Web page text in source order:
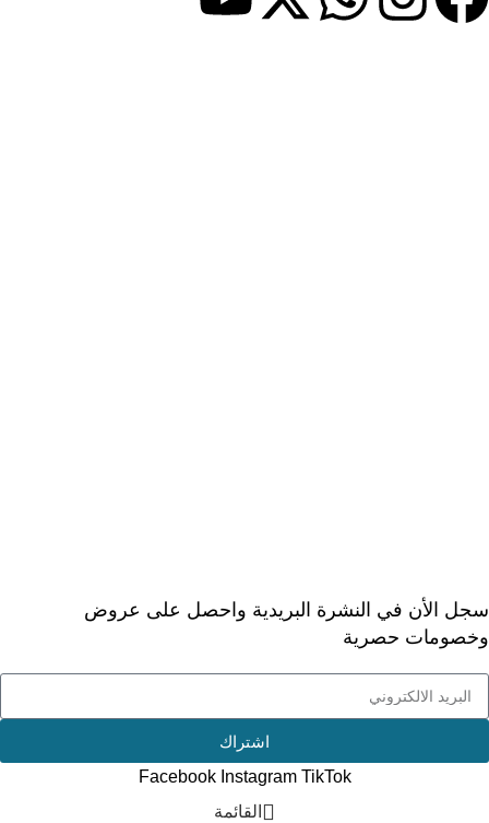
سجل الأن في النشرة البريدية واحصل على عروض
وخصومات حصرية
اشتراك
Facebook Instagram TikTok
القائمة